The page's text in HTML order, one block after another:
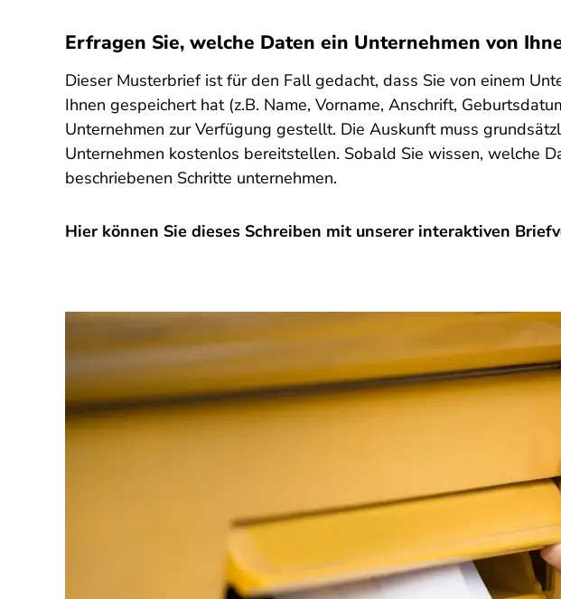
Erfragen Sie, welche Daten ein Unternehmen von
Dieser Musterbrief ist für den Fall gedacht, dass Sie von einem
Ihnen gespeichert hat (z.B. Name, Vorname, Anschrift,
Unternehmen zur Verfügung gestellt. Die Auskunft muss
Unternehmen kostenlos bereitstellen. Sobald Sie wissen, welche
beschriebenen Schritte unternehmen.
Hier können Sie dieses Schreiben mit unserer interaktiven